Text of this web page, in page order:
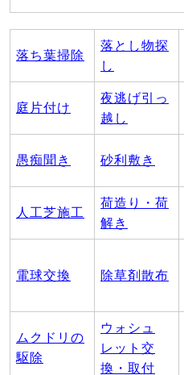
落ち葉掃除
落とし物探
し
庭片付け
夜逃げ引っ
越し
愚痴聞き 砂利敷き
人工芝施工
荷造り・荷
解き
電球交換 除草剤散布
ムクドリの
駆除
ウォシュ
レット交
換・取付